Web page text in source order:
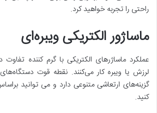
راحتی را تجربه خواهید کرد.
ماساژور الکتریکی ویبره‌ای
عملکرد ماساژرهای الکتریکی با گرم کننده
لرزش یا ویبره کار می‌کنند. نقطه قوت
گزینه‌های ارتعاشی متنوعی دارد و می توانید
کنید.